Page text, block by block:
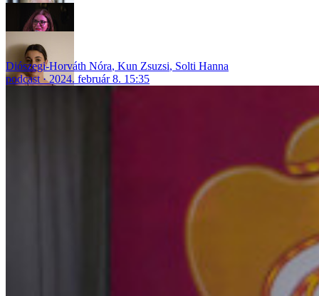
Diószegi-Horváth Nóra, Kun Zsuzsi, Solti Hanna
podcast
2024. február 8. 15:35